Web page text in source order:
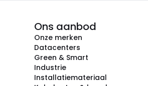
Ons aanbod
Onze merken
Datacenters
Green & Smart
Industrie
Installatiemateriaal